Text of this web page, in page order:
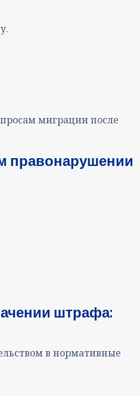
миграции после
правонарушении
штрафа:
в нормативные